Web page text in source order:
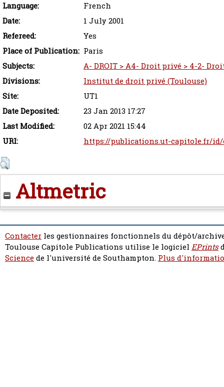
Language:
French
Date:
1 July 2001
Refereed:
Yes
Place of Publication: Paris
Subjects:
A- DROIT > A4- Droit privé > 4-2-
Divisions:
Institut de droit privé (Toulouse)
Site:
UT1
Date Deposited:
23 Jan 2013 17:27
Last Modified:
02 Apr 2021 15:44
URI:
https://publications.ut-capitole.fr/id/
Altmetric
Contacter les gestionnaires fonctionnels du dépôt/
Toulouse Capitole Publications utilise le logiciel EPrints
Sciencede l'université de Southampton. Plus